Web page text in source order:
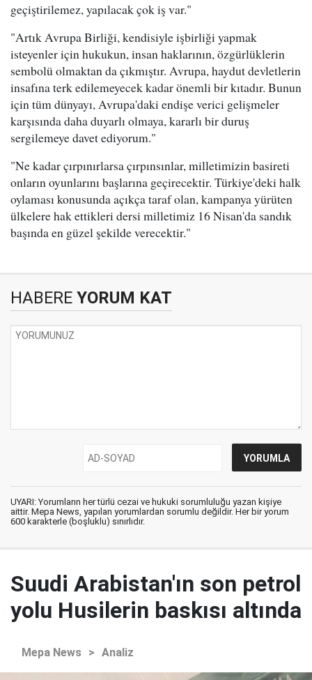
geçiştirilemez, yapılacak çok iş var."
"Artık Avrupa Birliği, kendisiyle işbirliği yapmak
isteyenler için hukukun, insan haklarının, özgürlüklerin
sembolü olmaktan da çıkmıştır. Avrupa, haydut devletlerin
insafına terk edilemeyecek kadar önemli bir kıtadır. Bunun
için tüm dünyayı, Avrupa'daki endişe verici gelişmeler
karşısında daha duyarlı olmaya, kararlı bir duruş
sergilemeye davet ediyorum."
"Ne kadar çırpınırlarsa çırpınsınlar, milletimizin basireti
onların oyunlarını başlarına geçirecektir. Türkiye'deki halk
oylaması konusunda açıkça taraf olan, kampanya yürüten
ülkelere hak ettikleri dersi milletimiz 16 Nisan'da sandık
başında en güzel şekilde verecektir."
HABERE YORUM KAT
UYARI: Yorumların her türlü cezai ve hukuki sorumluluğu yazan kişiye
aittir. Mepa News, yapılan yorumlardan sorumlu değildir. Her bir yorum
600 karakterle (boşluklu) sınırlıdır.
Suudi Arabistan'ın son petrol
yolu Husilerin baskısı altında
Mepa News > Analiz